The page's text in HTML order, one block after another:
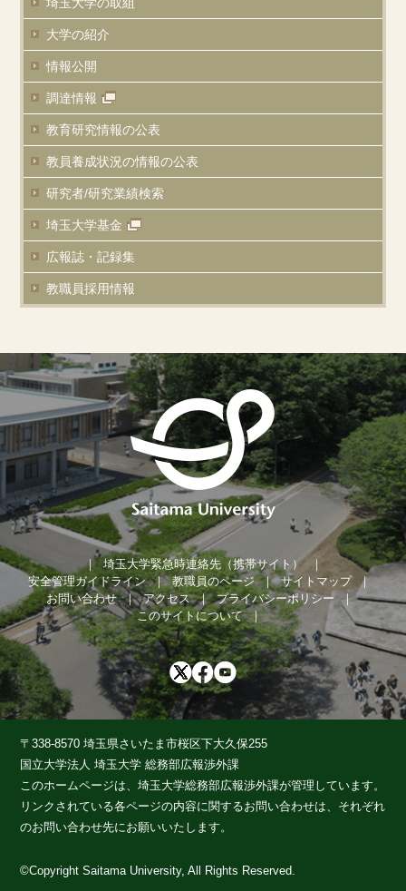
大学の紹介
情報公開
調達情報
教育研究情報の公表
教員養成状況の情報の公表
研究者/研究業績検索
埼玉大学基金
広報誌・記録集
教職員採用情報
埼玉大学緊急時連絡先（携帯サイト）
安全管理ガイドライン
教職員のページ
サイトマップ
お問い合わせ
アクセス
プライバシーポリシー
このサイトについて
このホームページは、埼玉大学総務部広報渉外課が管理しています。
リンクされている各ページの内容に関するお問い合わせは、それぞれ
のお問い合わせ先にお願いいたします。
©Copyright Saitama University, All Rights Reserved.
〒338-8570 埼玉県さいたま市桜区下大久保255
国立大学法人 埼玉大学 総務部広報渉外課